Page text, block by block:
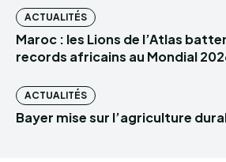
ACTUALITÉS
Maroc : les Lions de l’Atlas
records africains au Mondial
ACTUALITÉS
Bayer mise sur l’agriculture